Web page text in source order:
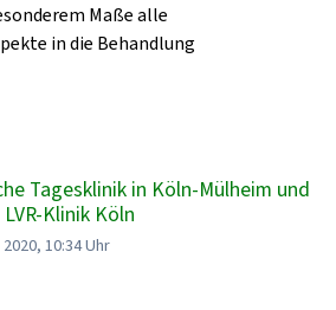
Maße alle
in die Behandlung
Tagesklinik in Köln-Mülheim und
Klinik Köln
10:34 Uhr